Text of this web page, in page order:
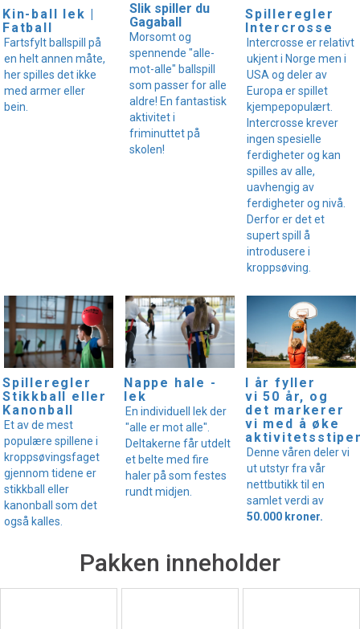
Kin-ball lek |
Fatball
Fartsfylt ballspill på
en helt annen måte,
her spilles det ikke
med armer eller
bein.
Slik spiller du
Gagaball
Morsomt og
spennende "alle-
mot-alle" ballspill
som passer for alle
aldre! En fantastisk
aktivitet i
friminuttet på
skolen!
Spilleregler
Intercrosse
Intercrosse er relativt
ukjent i Norge men i
USA og deler av
Europa er spillet
kjempepopulært.
Intercrosse krever
ingen spesielle
ferdigheter og kan
spilles av alle,
uavhengig av
ferdigheter og nivå.
Derfor er det et
supert spill å
introdusere i
kroppsøving.
Spilleregler
Stikkball eller
Kanonball
Et av de mest
populære spillene i
kroppsøvingsfaget
gjennom tidene er
stikkball eller
kanonball som det
også kalles.
Nappe hale -
lek
En individuell lek der
"alle er mot alle".
Deltakerne får utdelt
et belte med fire
haler på som festes
rundt midjen.
I år fyller
vi 50 år, og
det markerer
vi med å øke
Denne våren deler vi
ut utstyr fra vår
nettbutikk til en
samlet verdi av
50.000 kroner.
Pakken inneholder